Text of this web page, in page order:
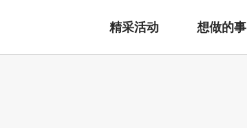
精采活动 想做的事